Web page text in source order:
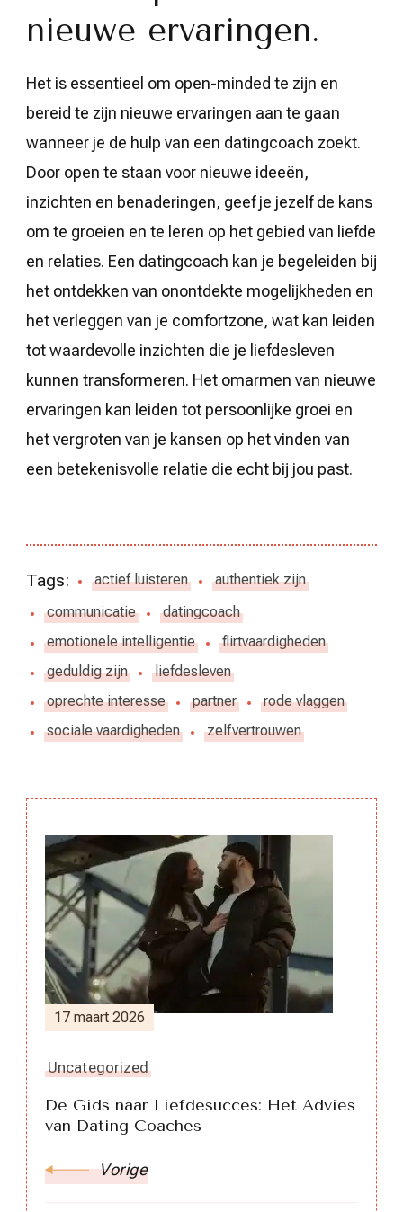
nieuwe ervaringen.
Het is essentieel om open-minded te zijn en
bereid te zijn nieuwe ervaringen aan te gaan
wanneer je de hulp van een datingcoach zoekt.
Door open te staan voor nieuwe ideeën,
inzichten en benaderingen, geef je jezelf de kans
om te groeien en te leren op het gebied van liefde
en relaties. Een datingcoach kan je begeleiden bij
het ontdekken van onontdekte mogelijkheden en
het verleggen van je comfortzone, wat kan leiden
tot waardevolle inzichten die je liefdesleven
kunnen transformeren. Het omarmen van nieuwe
ervaringen kan leiden tot persoonlijke groei en
het vergroten van je kansen op het vinden van
een betekenisvolle relatie die echt bij jou past.
Tags: actief luisteren
authentiek zijn
communicatie
datingcoach
emotionele intelligentie
flirtvaardigheden
geduldig zijn
liefdesleven
oprechte interesse
partner
rode vlaggen
sociale vaardigheden
zelfvertrouwen
Berichtnavigatie
17 maart 2026
Uncategorized
De Gids naar Liefdesucces: Het Advies
van Dating Coaches
Vorige